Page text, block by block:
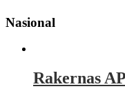
Nasional
Rakernas